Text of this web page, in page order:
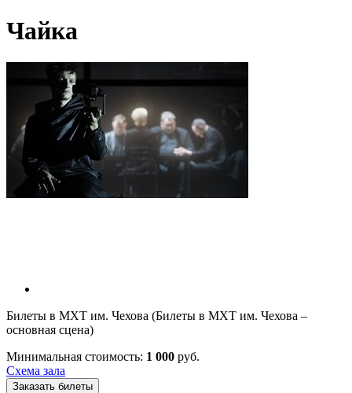
Чайка
Билеты в МХТ им. Чехова (Билеты в МХТ им. Чехова –
основная сцена)
Минимальная стоимость: 1 000 руб.
Схема зала
Заказать билеты